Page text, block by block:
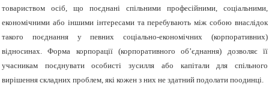
товариством осіб, що поєднані спільними професійними, соціальними,
економічними або іншими інтересами та перебувають між собою внаслідок
такого поєднання у певних соціально-економічних (корпоративних)
відносинах. Форма корпорації (корпоративного об’єднання) дозволяє її
учасникам поєднувати особисті зусилля або капітали для спільного
вирішення складних проблем, які кожен з них не здатний подолати поодинці.